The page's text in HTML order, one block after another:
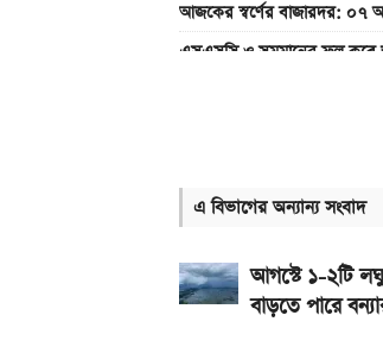
আজকের স্বর্ণের বাজারদর: ০৭
এসএসসি ও সমমানের ফল কবে
দেশে আজ একভরি ২১ ক্যারেট
এ বিভাগের অন্যান্য সংবাদ
আগস্টে ১-২টি
বাড়তে পারে